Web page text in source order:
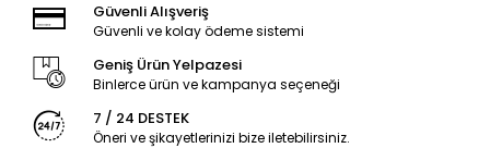
Güvenli Alışveriş
Güvenli ve kolay ödeme sistemi
Geniş Ürün Yelpazesi
Binlerce ürün ve kampanya seçeneği
7 / 24 DESTEK
Öneri ve şikayetlerinizi bize iletebilirsiniz.